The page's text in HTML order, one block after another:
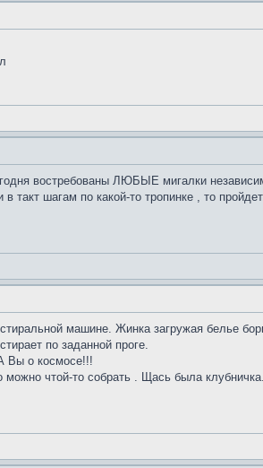
востребованы ЛЮБЫЕ мигалки
такт шагам по какой-то тропинке , то
машине. Жинка загружая белье
по заданной проге.
Вы о космосе!!!
чтой-то собрать . Щась была клубничка.